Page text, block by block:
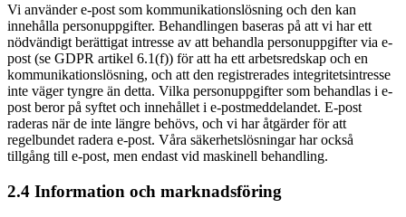
Vi använder e-post som kommunikationslösning och den kan
innehålla personuppgifter. Behandlingen baseras på att vi har ett
nödvändigt berättigat intresse av att behandla personuppgifter via e-
post (se GDPR artikel 6.1(f)) för att ha ett arbetsredskap och en
kommunikationslösning, och att den registrerades integritetsintresse
inte väger tyngre än detta. Vilka personuppgifter som behandlas i e-
post beror på syftet och innehållet i e-postmeddelandet. E-post
raderas när de inte längre behövs, och vi har åtgärder för att
regelbundet radera e-post. Våra säkerhetslösningar har också
tillgång till e-post, men endast vid maskinell behandling.
2.4 Information och marknadsföring